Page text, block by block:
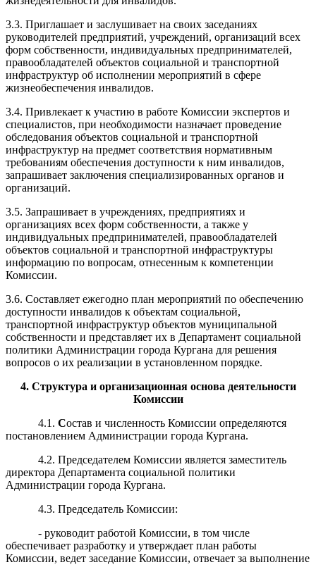
3.3. Приглашает и заслушивает на своих заседаниях
руководителей предприятий, учреждений, организаций всех
форм собственности, индивидуальных предпринимателей,
правообладателей объектов социальной и транспортной
инфраструктур об исполнении мероприятий в сфере
жизнеобеспечения инвалидов.
3.4. Привлекает к участию в работе Комиссии экспертов и
специалистов, при необходимости назначает проведение
обследования объектов социальной и транспортной
инфраструктур на предмет соответствия нормативным
требованиям обеспечения доступности к ним инвалидов,
запрашивает заключения специализированных органов и
организаций.
3.5. Запрашивает в учреждениях, предприятиях и
организациях всех форм собственности, а также у
индивидуальных предпринимателей, правообладателей
объектов социальной и транспортной инфраструктуры
информацию по вопросам, отнесенным к компетенции
Комиссии.
3.6. Составляет ежегодно план мероприятий по обеспечению
доступности инвалидов к объектам социальной,
транспортной инфраструктур объектов муниципальной
собственности и представляет их в Департамент социальной
политики Администрации города Кургана для решения
вопросов о их реализации в установленном порядке.
4. Структура и организационная основа деятельности
Комиссии
4.1. Состав и численность Комиссии определяются
постановлением Администрации города Кургана.
4.2. Председателем Комиссии является заместитель
директора Департамента социальной политики
Администрации города Кургана.
4.3. Председатель Комиссии:
- руководит работой Комиссии, в том числе
обеспечивает разработку и утверждает план работы
Комиссии, ведет заседание Комиссии, отвечает за выполнение